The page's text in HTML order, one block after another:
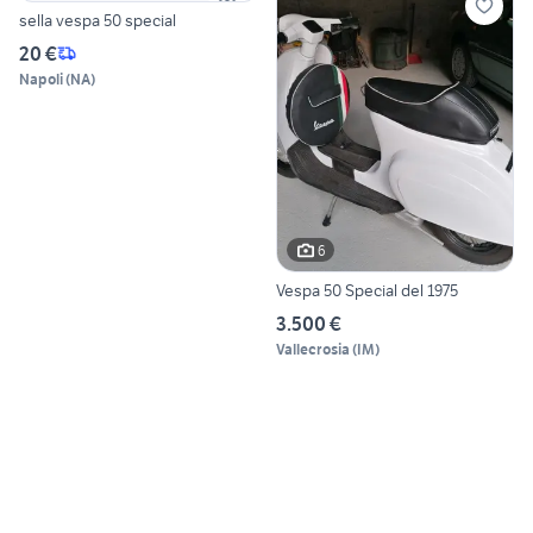
sella vespa 50 special
20 €
Napoli(NA)
6
Vespa 50 Special del 1975
3.500 €
Vallecrosia (IM)